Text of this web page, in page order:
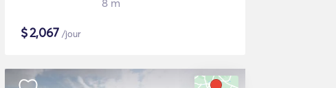
8 m
$2,067 /jour